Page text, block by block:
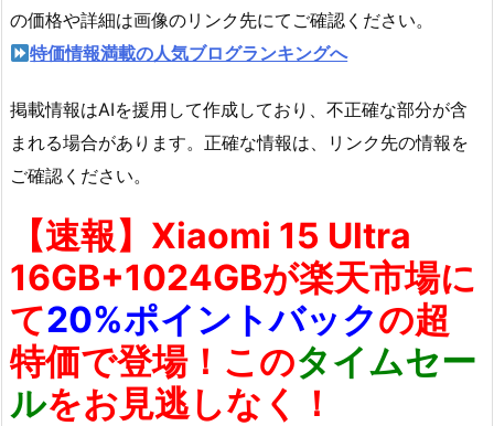
の価格や詳細は画像のリンク先にてご確認ください。
特価情報満載の人気ブログランキングへ
掲載情報はAIを援用して作成しており、不正確な部分が含
まれる場合があります。正確な情報は、リンク先の情報を
ご確認ください。
【速報】Xiaomi 15 Ultra
16GB+1024GBが楽天市場に
て20%ポイントバックの超
特価で登場！このタイムセー
ルをお見逃しなく！